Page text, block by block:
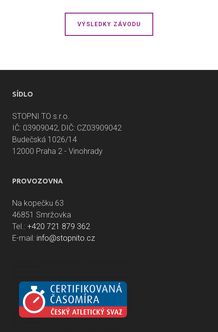
VÝSLEDKY ZÁVODU
SÍDLO
STOPNI TO s.r.o.
IČ: 03909042, DIČ: CZ03909042
Budečská 1026/14
12000 Praha 2 - Vinohrady
PROVOZOVNA
Na kopečku 63
46851 Smržovka
Tel.: +420 721 879 362
E-mail: info@stopnito.cz